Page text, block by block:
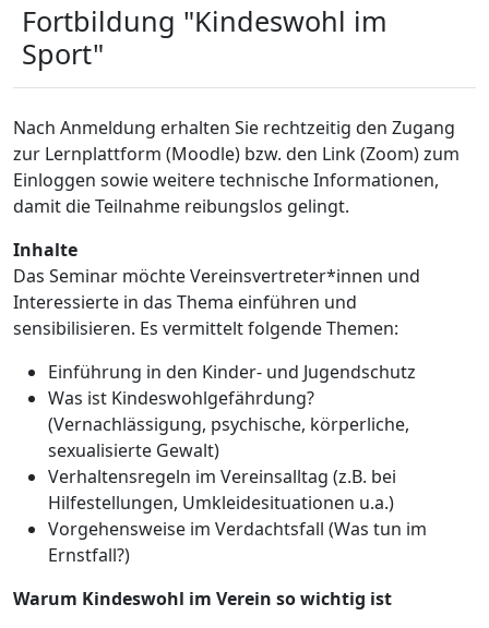
Fortbildung "Kindeswohl im
Sport"
Nach Anmeldung erhalten Sie rechtzeitig den Zugang
zur Lernplattform (Moodle) bzw. den Link (Zoom) zum
Einloggen sowie weitere technische Informationen,
damit die Teilnahme reibungslos gelingt.
Inhalte
Das Seminar möchte Vereinsvertreter*innen und
Interessierte in das Thema einführen und
sensibilisieren. Es vermittelt folgende Themen:
Einführung in den Kinder- und Jugendschutz
Was ist Kindeswohlgefährdung?
(Vernachlässigung, psychische, körperliche,
sexualisierte Gewalt)
Verhaltensregeln im Vereinsalltag (z.B. bei
Hilfestellungen, Umkleidesituationen u.a.)
Vorgehensweise im Verdachtsfall (Was tun im
Ernstfall?)
Warum Kindeswohl im Verein so wichtig ist